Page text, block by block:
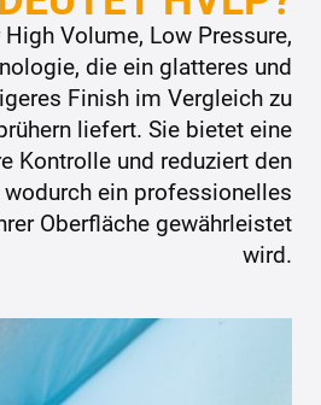
Volume, Low Pressure,
die ein glatteres und
Finish im Vergleich zu
liefert. Sie bietet eine
Kontrolle und reduziert den
wodurch ein professionelles
Oberfläche gewährleistet
wird.